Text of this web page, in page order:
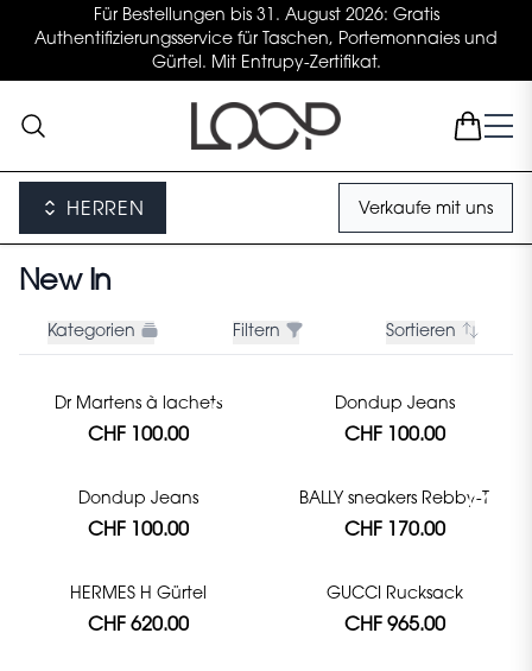
Für Bestellungen bis 31. August 2026: Gratis
Authentifizierungsservice für Taschen, Portemonnaies und
Gürtel. Mit Entrupy-Zertifikat.
HERREN Verkaufe mit uns
New In
Kategorien Filtern Sortieren
Dr Martens à lachets
CHF 100.00
Dondup Jeans
CHF 100.00
Dondup Jeans
CHF 100.00
BALLY sneakers Rebby-T
CHF 170.00
HERMES H Gürtel
CHF 620.00
GUCCI Rucksack
CHF 965.00